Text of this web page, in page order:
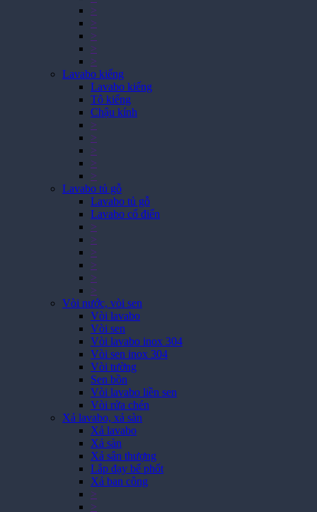
>
>
>
>
>
Lavabo kiếng
Lavabo kiếng
Tô kiếng
Chậu kính
>
>
>
>
>
Lavabo tủ gỗ
Lavabo tủ gỗ
Lavabo cổ điển
>
>
>
>
>
>
Vòi nước, vòi sen
Vòi lavabo
Vòi sen
Vòi lavabo inox 304
Vòi sen inox 304
Vòi tường
Sen bồn
Vòi lavabo liền sen
Vòi rửa chén
Xả lavabo, xả sàn
Xả lavabo
Xả sàn
Xả sân thượng
Lắp đạy bể phốt
Xả ban công
>
>